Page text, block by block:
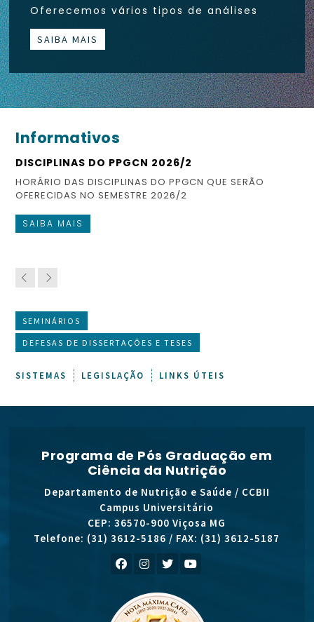
Oferecemos vários tipos de análises
SAIBA MAIS
Informativos
DISCIPLINAS DO PPGCN 2026/2
HORÁRIO DAS DISCIPLINAS DO PPGCN QUE SERÃO
OFERECIDAS NO SEMESTRE 2026/2
SAIBA MAIS
SEMINÁRIOS
DEFESAS DE DISSERTAÇÕES E TESES
SISTEMAS LEGISLAÇÃO LINKS ÚTEIS
Programa de Pós Graduação em
Ciência da Nutrição
Departamento de Nutrição e Saúde / CCBII
Campus Universitário
CEP: 36570-900 Viçosa MG
Telefone: (31) 3612-5186 / FAX: (31) 3612-5187